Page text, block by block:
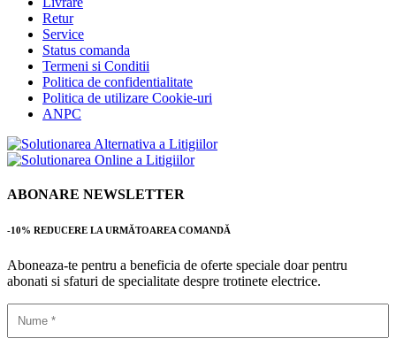
Retur
Service
Status comanda
Termeni si Conditii
Politica de confidentialitate
Politica de utilizare Cookie-uri
ANPC
ABONARE NEWSLETTER
-10% REDUCERE LA URMĂTOAREA COMANDĂ
Aboneaza-te pentru a beneficia de oferte speciale doar pentru
abonati si sfaturi de specialitate despre trotinete electrice.